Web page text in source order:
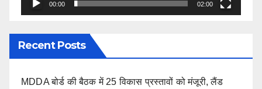
00:00 02:00
Recent Posts
MDDA बोर्ड की बैठक में 25 विकास प्रस्तावों को मंजूरी, लैंड